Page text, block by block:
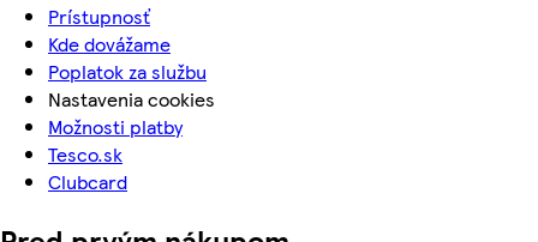
Prístupnosť
Kde dovážame
Poplatok za službu
Nastavenia cookies
Možnosti platby
Tesco.sk
Clubcard